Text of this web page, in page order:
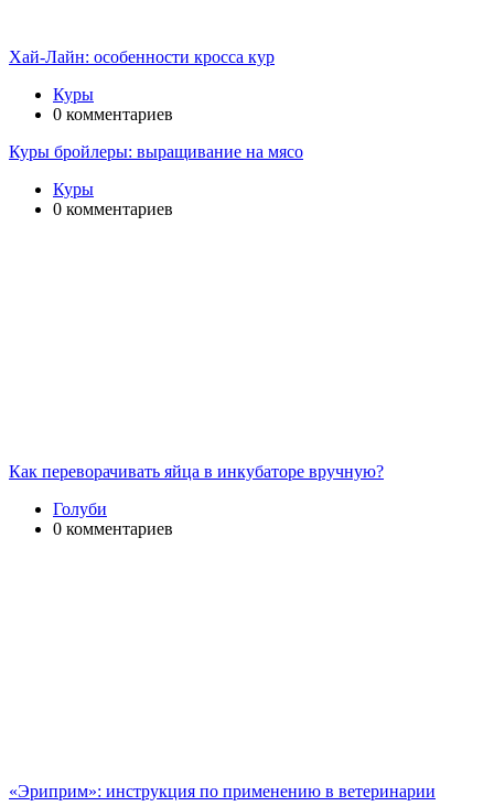
Хай-Лайн: особенности кросса кур
Куры
0 комментариев
Куры бройлеры: выращивание на мясо
Куры
0 комментариев
Как переворачивать яйца в инкубаторе вручную?
Голуби
0 комментариев
«Эриприм»: инструкция по применению в ветеринарии